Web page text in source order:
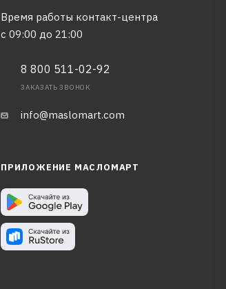
Время работы контакт-центра
с 09:00 до 21:00
8 800 511-02-92
ЗАКАЗАТЬ ЗВОНОК
info@maslomart.com
ПРИЛОЖЕНИЕ МАСЛОМАРТ